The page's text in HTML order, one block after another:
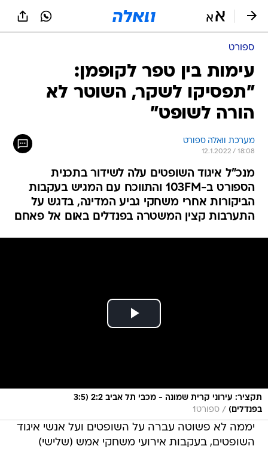
ספורט
עימות בין טפר לקופמן:
"תפסיקו לשקר, השוטר לא
הורה לשופט"
מערכת וואלה ספורט
12.1.2022 / 18:08
מנכ"ל איגוד השופטים עלה לשידור בתכנית
הספורט ב-103FM והתווכח עם המגיש בעקבות
הביקורות אחרי משחקי גביע המדינה, בדגש על
התערבות קצין המשטרה בפנדלים באום אל פאחם
תקציר: עירוני קרית שמונה - מכבי תל אביב 2:2 (3:5
בפנדלים) / ספורט1
יממה לא פשוטה עברה על השופטים ועל אנשי איגוד
השופטים, בעקבות אירועי משחקי אמש (שלישי)